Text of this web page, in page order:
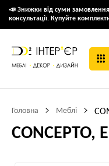
📣 Знижки від суми
консультації. Купуйте комплекти
Головна Меблі
CONCEPTO,